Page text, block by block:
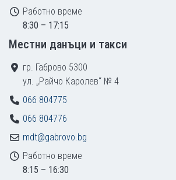
Работно време
8:30 – 17:15
Местни данъци и такси
гр. Габрово 5300
ул. „Райчо Каролев“ № 4
066 804775
066 804776
mdt@gabrovo.bg
Работно време
8:15 – 16:30